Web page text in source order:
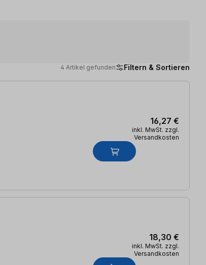
4 Artikel gefunden Filtern & Sortieren
16,27 €
inkl. MwSt. zzgl.
Versandkosten
18,30 €
inkl. MwSt. zzgl.
Versandkosten